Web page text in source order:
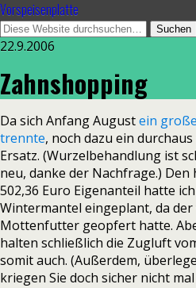
Vorspeisenplatte
22.9.2006
Zahnshopping
Da sich Anfang Augustein
trennte, noch dazu ein
Ersatz. (Wurzelbehandlung ist
neu, danke der Nachfrage.)
502,36 Euro Eigenanteil hatte
Wintermantel eingeplant, da der
Mottenfutter geopfert hatte.
halten schließlich die Zugluft
somit auch. (Außerdem,
kriegen Sie doch sicher nicht